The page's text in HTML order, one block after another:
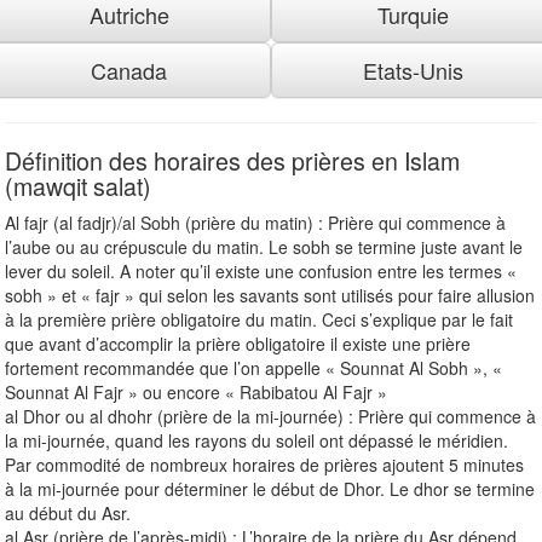
Autriche
Turquie
Canada
Etats-Unis
Définition des horaires des prières en Islam
(mawqit salat)
Al fajr (al fadjr)/al Sobh (prière du matin) : Prière qui commence à
l’aube ou au crépuscule du matin. Le sobh se termine juste avant le
lever du soleil. A noter qu’il existe une confusion entre les termes «
sobh » et « fajr » qui selon les savants sont utilisés pour faire allusion
à la première prière obligatoire du matin. Ceci s’explique par le fait
que avant d’accomplir la prière obligatoire il existe une prière
fortement recommandée que l’on appelle « Sounnat Al Sobh », «
Sounnat Al Fajr » ou encore « Rabibatou Al Fajr »
al Dhor ou al dhohr (prière de la mi-journée) : Prière qui commence à
la mi-journée, quand les rayons du soleil ont dépassé le méridien.
Par commodité de nombreux horaires de prières ajoutent 5 minutes
à la mi-journée pour déterminer le début de Dhor. Le dhor se termine
au début du Asr.
al Asr (prière de l’après-midi) : L’horaire de la prière du Asr dépend